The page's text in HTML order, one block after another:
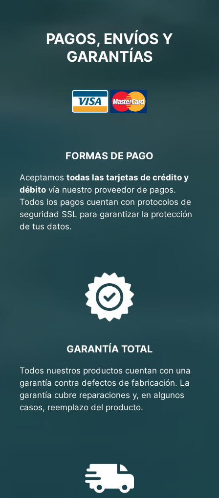
PAGOS, ENVÍOS Y
GARANTÍAS
FORMAS DE PAGO
Aceptamos todas las tarjetas de crédito y
débito vía nuestro proveedor de pagos.
Todos los pagos cuentan con protocolos de
seguridad SSL para garantizar la protección
de tus datos.
GARANTÍA TOTAL
Todos nuestros productos cuentan con una
garantía contra defectos de fabricación. La
garantía cubre reparaciones y, en algunos
casos, reemplazo del producto.